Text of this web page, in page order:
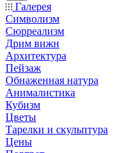
Галерея
Символизм
Сюрреализм
Дрим вижн
Архитектура
Пейзаж
Обнаженная натура
Анималистика
Кубизм
Цветы
Тарелки и скульптура
Цены